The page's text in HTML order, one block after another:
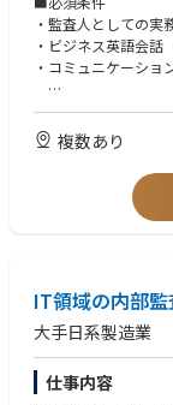
い技術や知識を常に
■自分が所属するチ
力し合いながら成
として設計経験の
■現地市場調査のた
または海外事業体で
■時短勤務や育休取
様々な働き方を奨励
めの高度な技術が求
熱を考慮し、いずれ
また、環境への配慮
必要があります。
様々な場面で使用
・往査先とのコミュ
他の監査関連プロジ
・監査人としての実
・ビジネス英語会話
・コミュニケーショ
■歓迎条件
・CIA, CISA, CFE,
している方。
・経理・財務・管
・メーカーでの監査
・データ分析（
■求める人物像
・ソフトスキルが高
レゼンテーションス
・明るく、人と話す
・学習意欲があり、
複数あり
IT領域の内部監
大手日系製造業
仕事内容